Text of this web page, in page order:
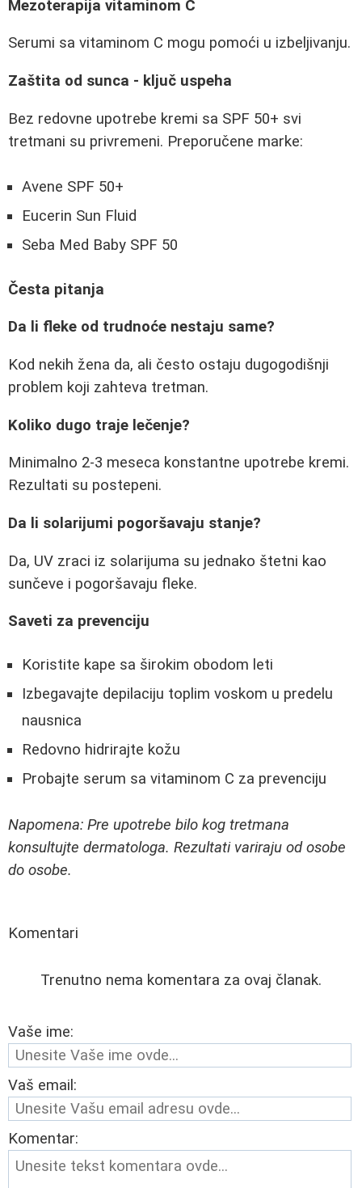
Mezoterapija vitaminom C
Serumi sa vitaminom C mogu pomoći u izbeljivanju.
Zaštita od sunca - ključ uspeha
Bez redovne upotrebe kremi sa SPF 50+ svi
tretmani su privremeni. Preporučene marke:
Avene SPF 50+
Eucerin Sun Fluid
Seba Med Baby SPF 50
Česta pitanja
Da li fleke od trudnoće nestaju same?
Kod nekih žena da, ali često ostaju dugogodišnji
problem koji zahteva tretman.
Koliko dugo traje lečenje?
Minimalno 2-3 meseca konstantne upotrebe kremi.
Rezultati su postepeni.
Da li solarijumi pogoršavaju stanje?
Da, UV zraci iz solarijuma su jednako štetni kao
sunčeve i pogoršavaju fleke.
Saveti za prevenciju
Koristite kape sa širokim obodom leti
Izbegavajte depilaciju toplim voskom u predelu
nausnica
Redovno hidrirajte kožu
Probajte serum sa vitaminom C za prevenciju
Napomena: Pre upotrebe bilo kog tretmana
konsultujte dermatologa. Rezultati variraju od osobe
do osobe.
Komentari
Trenutno nema komentara za ovaj članak.
Vaše ime:
Vaš email:
Komentar: